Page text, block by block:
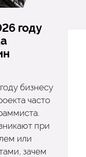
году
бизнесу
часто
при
или
зачем